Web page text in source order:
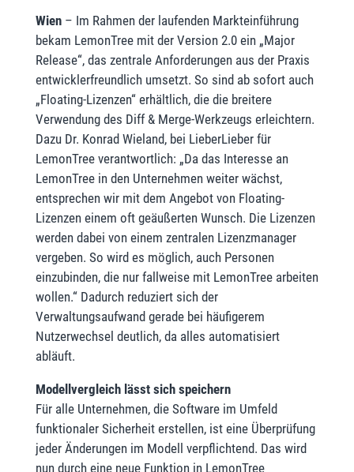
Wien – Im Rahmen der laufenden Markteinführung
bekam LemonTree mit der Version 2.0 ein „Major
Release“, das zentrale Anforderungen aus der Praxis
entwicklerfreundlich umsetzt. So sind ab sofort auch
„Floating-Lizenzen“ erhältlich, die die breitere
Verwendung des Diff & Merge-Werkzeugs erleichtern.
Dazu Dr. Konrad Wieland, bei LieberLieber für
LemonTree verantwortlich: „Da das Interesse an
LemonTree in den Unternehmen weiter wächst,
entsprechen wir mit dem Angebot von Floating-
Lizenzen einem oft geäußerten Wunsch. Die Lizenzen
werden dabei von einem zentralen Lizenzmanager
vergeben. So wird es möglich, auch Personen
einzubinden, die nur fallweise mit LemonTree arbeiten
wollen.“ Dadurch reduziert sich der
Verwaltungsaufwand gerade bei häufigerem
Nutzerwechsel deutlich, da alles automatisiert
abläuft.
Modellvergleich lässt sich speichern
Für alle Unternehmen, die Software im Umfeld
funktionaler Sicherheit erstellen, ist eine Überprüfung
jeder Änderungen im Modell verpflichtend. Das wird
nun durch eine neue Funktion in LemonTree